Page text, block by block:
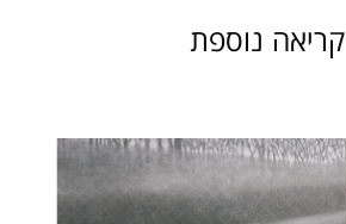
קריאה נוספת